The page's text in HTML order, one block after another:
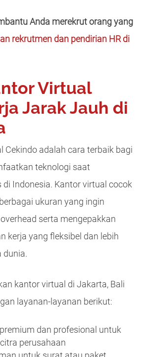
Anda merekrut orang yang
rekrutmen dan pendirian HR di
Virtual
Jarak Jauh di
Cekindo adalah cara terbaik bagi
teknologi saat
di Indonesia. Kantor virtual cocok
ukuran yang ingin
serta mengepakkan
kerja yang fleksibel dan lebih
dunia.
kantor virtual di Jakarta, Bali
layanan-layanan berikut:
dan profesional untuk
perusahaan